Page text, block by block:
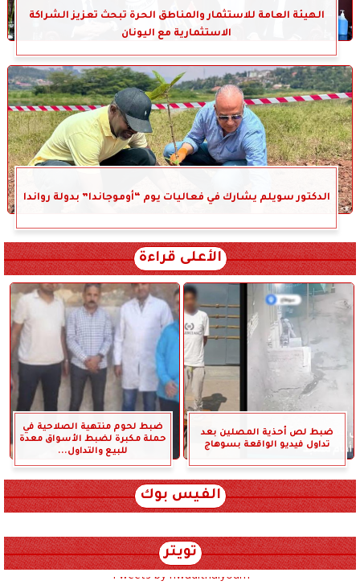
الهيئة العامة للاستثمار والمناطق الحرة تبحث تعزيز الشراكة
الاستثمارية مع اليونان
الدكتور سويلم يشارك في فعاليات يوم “أوموجاندا” بدولة رواندا
الأعلى قراءة
ضبط لص أحذية المصلين بعد
تداول فيديو الواقعة بسوهاج
ضبط لحوم منتهية الصلاحية في
حملة مكبرة لضبط الأسواق معدة
للبيع والتداول...
الفيس بوك
تويتر
Tweets by hwadithalyoum